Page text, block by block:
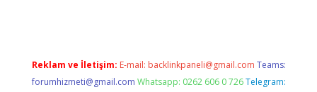
Reklam ve İletişim: E-mail: backlinkpaneli@gmail.com Teams:
forumhizmeti@gmail.com Whatsapp: 0262 606 0 726 Telegram: